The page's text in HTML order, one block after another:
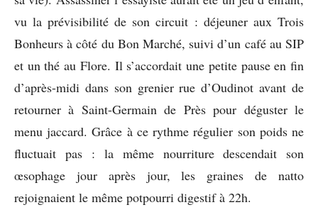
vu la prévisibilité de son circuit : déjeuner aux Trois
Bonheurs à côté du Bon Marché, suivi d’un café au SIP
et un thé au Flore. Il s’accordait une petite pause en fin
d’après-midi dans son grenier rue d’Oudinot avant de
retourner à Saint-Germain de Près pour déguster le
menu jaccard. Grâce à ce rythme régulier son poids ne
fluctuait pas : la même nourriture descendait son
œsophage jour après jour, les graines de natto
rejoignaient le même potpourri digestif à 22h.